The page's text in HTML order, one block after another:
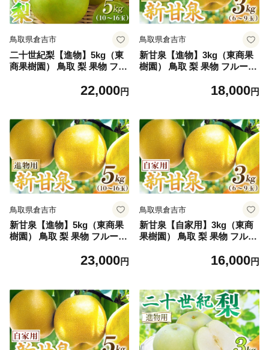
鳥取県倉吉市
二十世紀梨【進物】5kg（東
商果樹園） 鳥取 梨 果物 フル
22,000円
鳥取県倉吉市
新甘泉【進物】3kg（東商果
樹園） 鳥取 梨 果物 フルーツ
気 甘い 進物 贈答用18,000円
鳥取県倉吉市
新甘泉【進物】5kg（東商果
樹園） 鳥取 梨 果物 フルーツ
気 甘い 進物 贈答用23,000円
鳥取県倉吉市
新甘泉【自家用】3kg（東商
果樹園） 鳥取 梨 果物 フルー
16,000円